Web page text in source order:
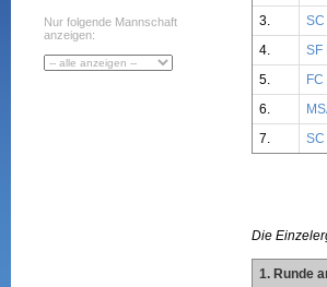
Nur folgende Mannschaft
anzeigen:
3.
SC
4.
SF
5.
6.
7.
SC
Die
1. Runde